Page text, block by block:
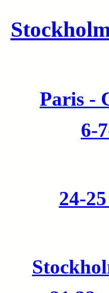
Paris -
6-
24-